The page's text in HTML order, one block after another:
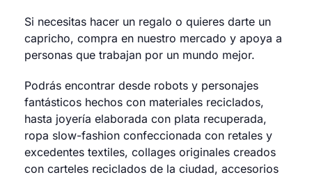
Si necesitas hacer un regalo o quieres darte un
capricho, compra en nuestro mercado y apoya a
personas que trabajan por un mundo mejor.
Podrás encontrar desde robots y personajes
fantásticos hechos con materiales reciclados,
hasta joyería elaborada con plata recuperada,
ropa slow-fashion confeccionada con retales y
excedentes textiles, collages originales creados
con carteles reciclados de la ciudad, accesorios